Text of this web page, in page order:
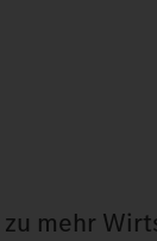
zu mehr